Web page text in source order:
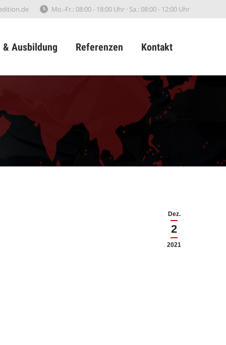
Mo.-Fr.: 08:00 - 18:00 Uhr · Sa.: 08:00 - 12:00 Uhr
& Ausbildung Referenzen Kontakt
Dez.
2
2021
Oldtimer auf’s verschneite